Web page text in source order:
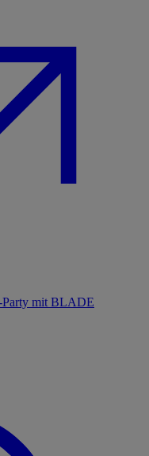
Party mit BLADE